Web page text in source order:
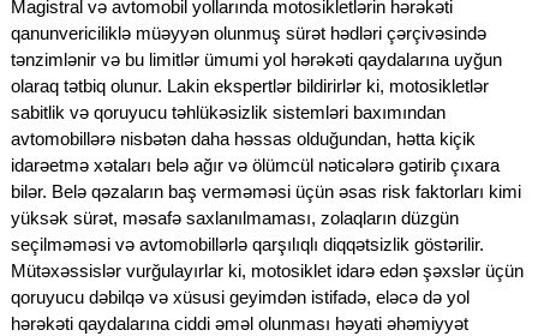
Magistral və avtomobil yollarında motosikletlərin hərəkəti
qanunvericiliklə müəyyən olunmuş sürət hədləri çərçivəsində
tənzimlənir və bu limitlər ümumi yol hərəkəti qaydalarına uyğun
olaraq tətbiq olunur. Lakin ekspertlər bildirirlər ki, motosikletlər
sabitlik və qoruyucu təhlükəsizlik sistemləri baxımından
avtomobillərə nisbətən daha həssas olduğundan, hətta kiçik
idarəetmə xətaları belə ağır və ölümcül nəticələrə gətirib çıxara
bilər. Belə qəzaların baş verməməsi üçün əsas risk faktorları kimi
yüksək sürət, məsafə saxlanılmaması, zolaqların düzgün
seçilməməsi və avtomobillərlə qarşılıqlı diqqətsizlik göstərilir.
Mütəxəssislər vurğulayırlar ki, motosiklet idarə edən şəxslər üçün
qoruyucu dəbilqə və xüsusi geyimdən istifadə, eləcə də yol
hərəkəti qaydalarına ciddi əməl olunması həyati əhəmiyyət